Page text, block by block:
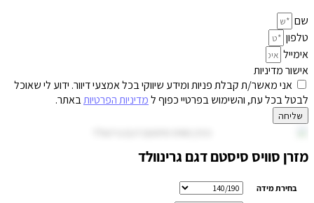
שם
טלפון
אימייל
אישור מדיניות
אני מאשר/ת קבלת פניות ומידע שיווקי בכל אמצעי דיוור. ידוע לי שאוכל
לבטל בכל עת, והשימוש בפרטיי כפוף למדיניות הפרטיותבאתר.
שליחה
מזרן סוויס סיסטם דגם גרינוולד
בחירת מידה